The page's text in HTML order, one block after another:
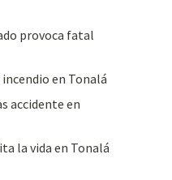
provoca fatal
en Tonalá
accidente en
la vida en Tonalá